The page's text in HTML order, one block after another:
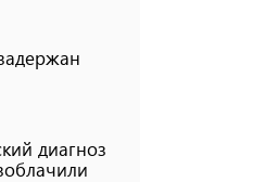
диагноз